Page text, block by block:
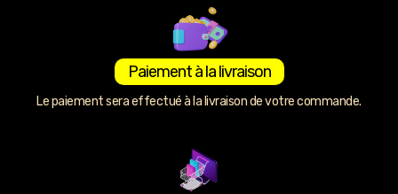
Paiement à la livraison
Le paiement sera effectué à la livraison de votre commande.